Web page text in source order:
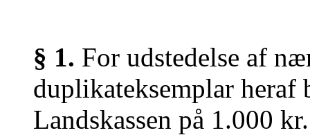
§ 1. For udstedelse af
duplikateksemplar heraf
Landskassen på 1.000 kr.